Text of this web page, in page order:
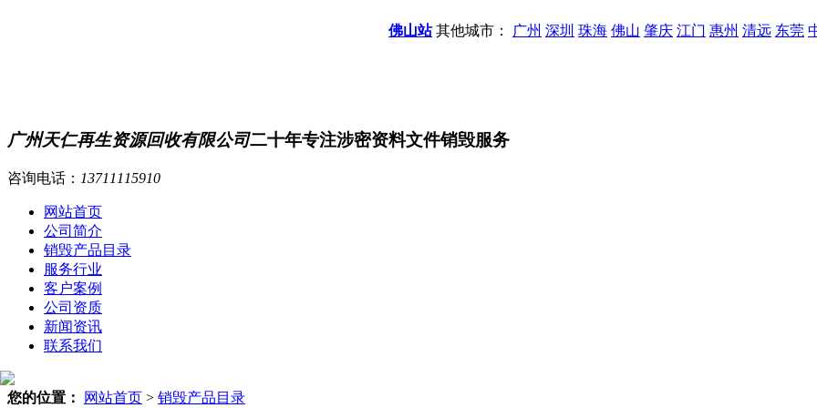
佛山站其他城市： 广州 深圳 珠海 佛山 肇庆 江门 惠州 清远 东莞
广州天仁再生资源回收有限公司二十年专注涉密资料文件销毁服务
咨询电话： 13711115910
网站首页
公司简介
销毁产品目录
服务行业
客户案例
公司资质
新闻资讯
联系我们
您的位置： 网站首页 > 销毁产品目录